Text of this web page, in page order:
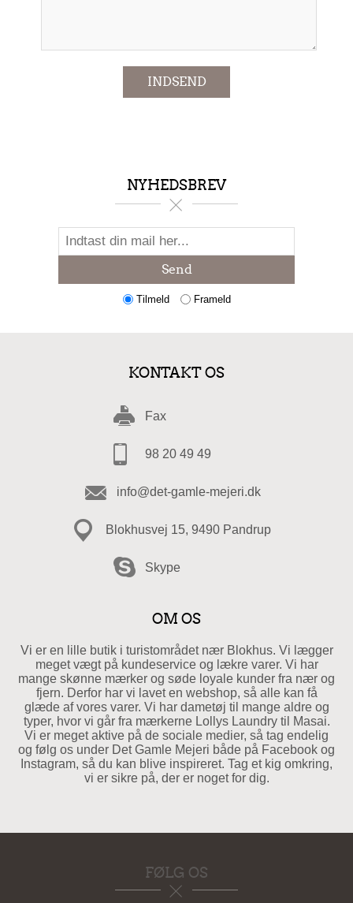
INDSEND
NYHEDSBREV
Send
Tilmeld Frameld
KONTAKT OS
Fax
98 20 49 49
info@det-gamle-mejeri.dk
Blokhusvej 15, 9490 Pandrup
Skype
OM OS
Vi er en lille butik i turistområdet nær Blokhus. Vi lægger
meget vægt på kundeservice og lækre varer. Vi har
mange skønne mærker og søde loyale kunder fra nær og
fjern. Derfor har vi lavet en webshop, så alle kan få
glæde af vores varer. Vi har dametøj til mange aldre og
typer, hvor vi går fra mærkerne Lollys Laundry til Masai.
Vi er meget aktive på de sociale medier, så tag endelig
og følg os under Det Gamle Mejeri både på Facebook og
Instagram, så du kan blive inspireret. Tag et kig omkring,
vi er sikre på, der er noget for dig.
FØLG OS